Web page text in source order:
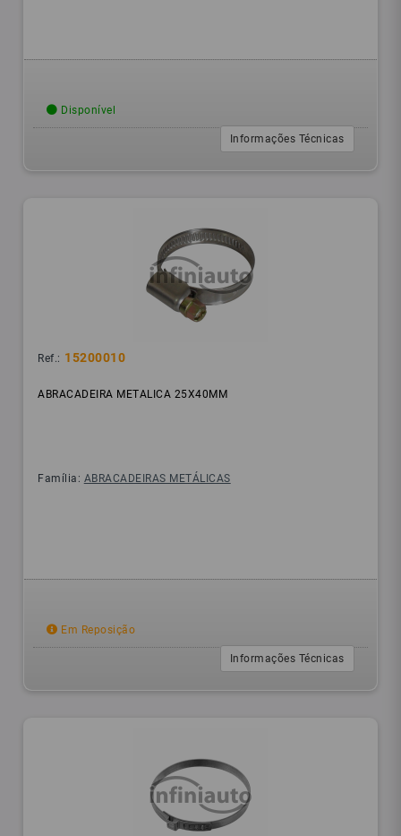
Disponível
Informações Técnicas
Ref.: 15200010
ABRACADEIRA METALICA 25X40MM
Família: ABRACADEIRAS METÁLICAS
Em Reposição
Informações Técnicas